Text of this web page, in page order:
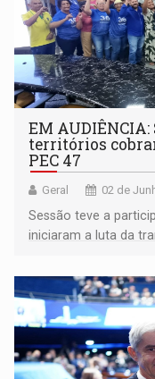
EM
territórios
PEC 47
Geral 02 de
Sessão teve a
iniciaram a luta da